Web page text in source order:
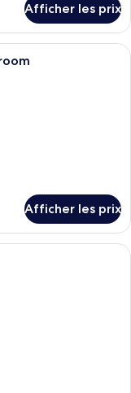
Afficher les prix
de train avec
Afficher les prix
avec une tête de lit